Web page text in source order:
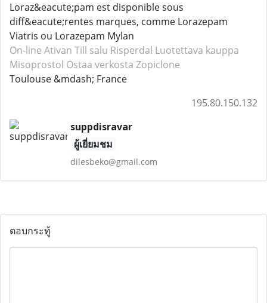
Loraz&eacute;pam est disponible sous
diff&eacute;rentes marques, comme Lorazepam
Viatris ou Lorazepam Mylan
On-line Ativan Till salu Risperdal Luotettava kauppa
Misoprostol Ostaa verkosta Zopiclone
Toulouse &mdash; France
195.80.150.132
suppdisravar
ผู้เยี่ยมชม
dilesbeko@gmail.com
ตอบกระทู้